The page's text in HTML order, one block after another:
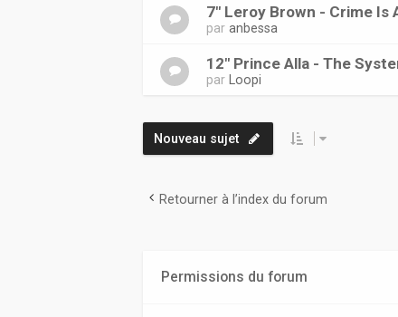
7" Leroy Brown - Crime Is
paranbessa
12" Prince Alla - The
par Loopi
Nouveau sujet
Retourner à l’index du forum
Permissions du forum